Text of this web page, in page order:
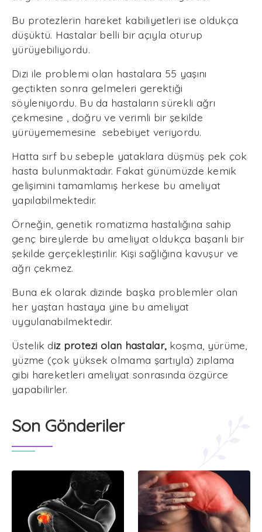
Bu protezlerin hareket kabiliyetleri ise oldukça
düşüktü. Hastalar belli bir açıyla oturup
yürüyebiliyordu.
Dizi ile problemi olan hastalara 55 yaşını
geçtikten sonra gelmeleri gerektiği
söyleniyordu. Bu da hastaların sürekli ağrı
çekmesine , doğru ve verimli bir şekilde
yürüyememesine sebebiyet veriyordu.
Hatta sırf bu sebeple yataklara düşmüş pek çok
hasta bulunmaktadır. Fakat günümüzde kemik
gelişimini tamamlamış herkese bu ameliyat
yapılabilmektedir.
Örneğin, genetik romatizma hastalığına sahip
genç bireylerde bu ameliyat oldukça başarılı bir
şekilde gerçekleştirilir. Kişi sağlığına kavuşur ve
ağrı çekmez.
Buna ek olarak dizinde başka problemler olan
her yaştan hastaya yine bu ameliyat
uygulanabilmektedir.
Üstelik diz protezi olan hastalar,koşma, yürüme,
yüzme (çok yüksek olmama şartıyla) zıplama
gibi hareketleri ameliyat sonrasında özgürce
yapabilirler.
Son Gönderiler